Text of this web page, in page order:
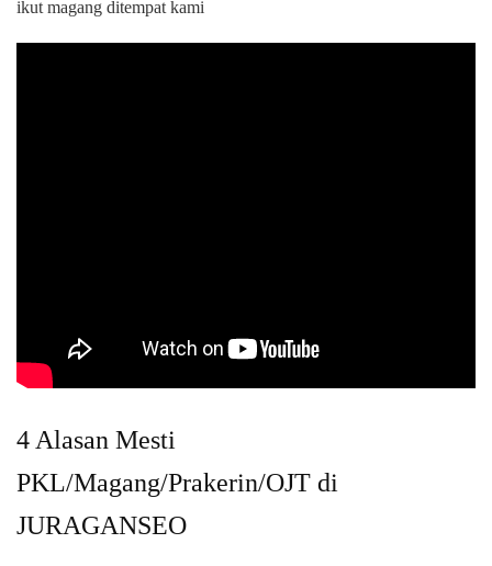
ikut magang ditempat kami
4 Alasan Mesti
PKL/Magang/Prakerin/OJT di
JURAGANSEO